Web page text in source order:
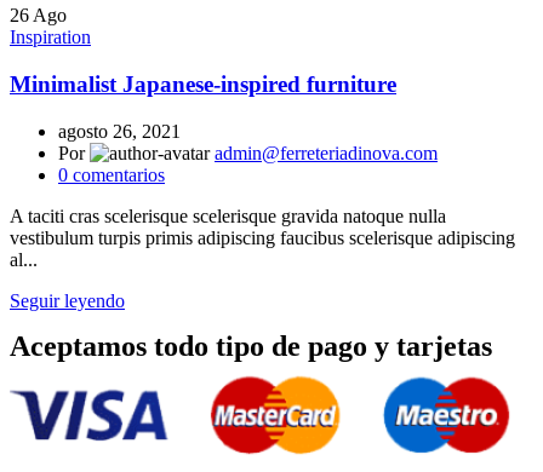
26 Ago
Inspiration
Minimalist Japanese-inspired furniture
agosto 26, 2021
Por
admin@ferreteriadinova.com
0 comentarios
A taciti cras scelerisque scelerisque gravida natoque nulla
vestibulum turpis primis adipiscing faucibus scelerisque adipiscing
al...
Seguir leyendo
Aceptamos todo tipo de pago y tarjetas